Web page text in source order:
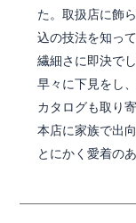
た。取扱店に飾
込の技法を知っ
繊細さに即決で
早々に下見をし
カタログも取り
本店に家族で出
とにかく愛着の